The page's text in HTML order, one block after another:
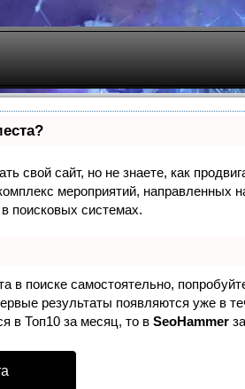
свой сайт, но не знаете, как
мероприятий, направленных
поисковых системах.
в поиске самостоятельно,
результаты появляются уже в
в Топ10 за месяц, то в SeoHammer